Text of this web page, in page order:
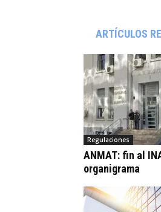
ARTÍCULOS
Regulaciones
ANMAT: fin al
organigrama